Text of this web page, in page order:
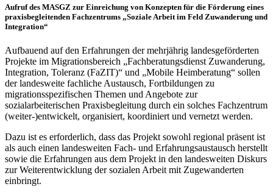
Aufruf des MASGZ zur Einreichung von Konzepten für die Förderung eines
praxisbegleitenden Fachzentrums „Soziale Arbeit im Feld Zuwanderung und
Integration“
Aufbauend auf den Erfahrungen der mehrjährig landesgeförderten
Projekte im Migrationsbereich „Fachberatungsdienst Zuwanderung,
Integration, Toleranz (FaZIT)“ und „Mobile Heimberatung“ sollen
der landesweite fachliche Austausch, Fortbildungen zu
migrationsspezifischen Themen und Angebote zur
sozialarbeiterischen Praxisbegleitung durch ein solches Fachzentrum
(weiter-)entwickelt, organisiert, koordiniert und vernetzt werden.
Dazu ist es erforderlich, dass das Projekt sowohl regional präsent ist
als auch einen landesweiten Fach- und Erfahrungsaustausch herstellt
sowie die Erfahrungen aus dem Projekt in den landesweiten Diskurs
zur Weiterentwicklung der sozialen Arbeit mit Zugewanderten
einbringt.